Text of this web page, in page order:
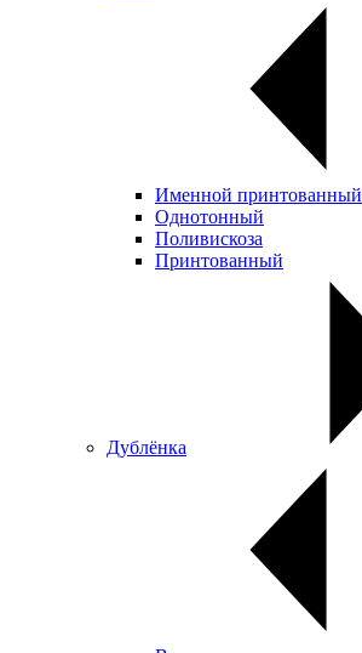
Именной принтованный
Однотонный
Поливискоза
Принтованный
Дублёнка